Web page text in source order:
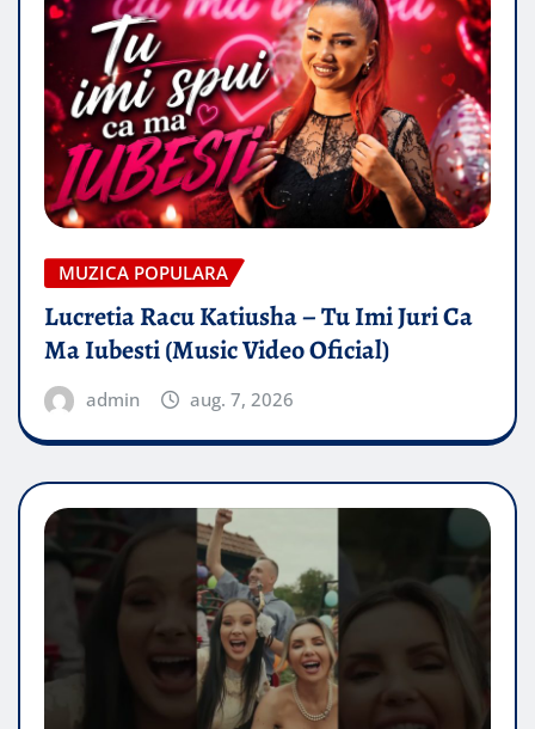
MUZICA POPULARA
Lucretia Racu Katiusha – Tu Imi Juri Ca
Ma Iubesti (Music Video Oficial)
admin aug. 7, 2026